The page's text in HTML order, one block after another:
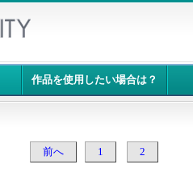
作品を使用したい場合は？
前へ 1 2